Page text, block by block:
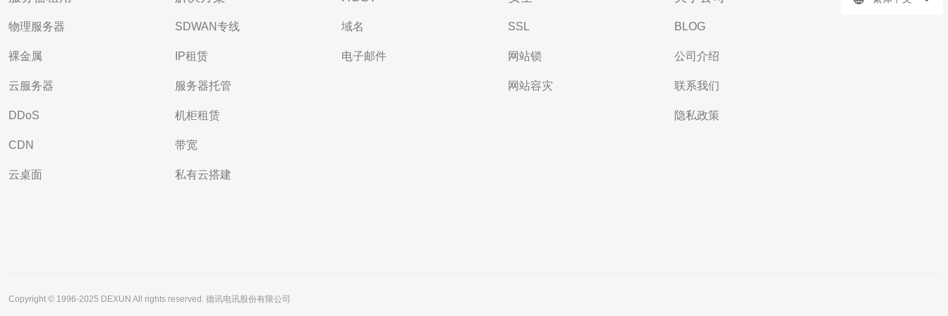
物理服务器
裸金属
云服务器
DDoS
CDN
云桌面
SDWAN专线
IP租赁
服务器托管
机柜租赁
带宽
私有云搭建
域名
电子邮件
SSL
网站锁
网站容灾
BLOG
公司介绍
联系我们
隐私政策
Copyright © 1996-2025 DEXUN All rights reserved. 德讯电讯股份有限公司